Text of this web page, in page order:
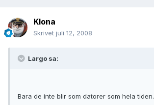
Klona
Skrivet juli 12, 2008
Largo sa:
Bara de inte blir som datorer som hela tiden.